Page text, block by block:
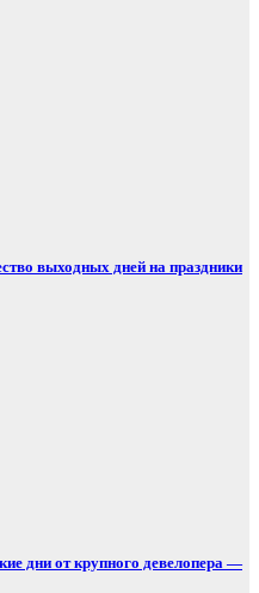
выходных дней на праздники
дни от крупного девелопера —